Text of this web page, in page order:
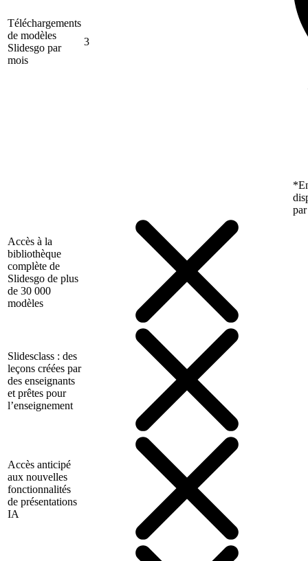
Téléchargements
de modèles
Slidesgo par
mois
3
Accès à la
bibliothèque
complète de
Slidesgo de plus
de 30 000
modèles
Slidesclass : des
leçons créées par
des enseignants
et prêtes pour
l’enseignement
Accès anticipé
aux nouvelles
fonctionnalités
de présentations
IA